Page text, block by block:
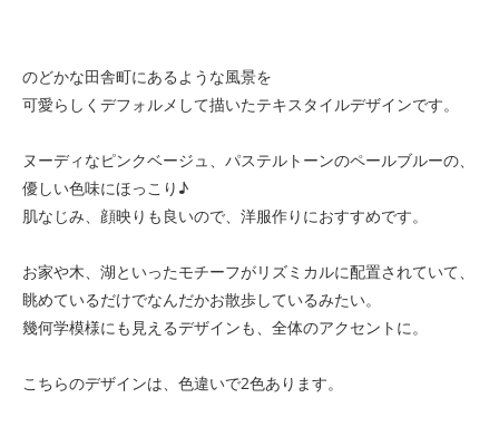
のどかな田舎町にあるような風景を
可愛らしくデフォルメして描いたテキスタイルデザインです。
ヌーディなピンクベージュ、パステルトーンのペールブルーの、
優しい色味にほっこり♪
肌なじみ、顔映りも良いので、洋服作りにおすすめです。
お家や木、湖といったモチーフがリズミカルに配置されていて、
眺めているだけでなんだかお散歩しているみたい。
幾何学模様にも見えるデザインも、全体のアクセントに。
こちらのデザインは、色違いで2色あります。